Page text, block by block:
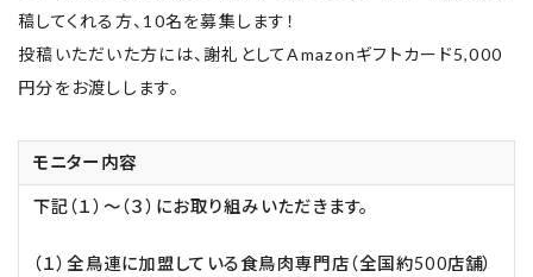
稿してくれる方、10名を募集します！
投稿いただいた方には、謝礼としてAmazonギフトカード5,000
円分をお渡しします。
モニター内容
下記（１）～（３）にお取り組みいただきます。
（１）全鳥連に加盟している食鳥肉専門店（全国約500店舗）